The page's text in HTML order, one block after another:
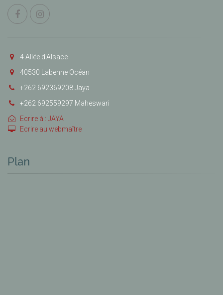
4 Allée d’Alsace
40530 Labenne Océan
+262 692369208 Jaya
+262 692559297 Maheswari
Ecrire à : JAYA
Ecrire au webmaître
Plan